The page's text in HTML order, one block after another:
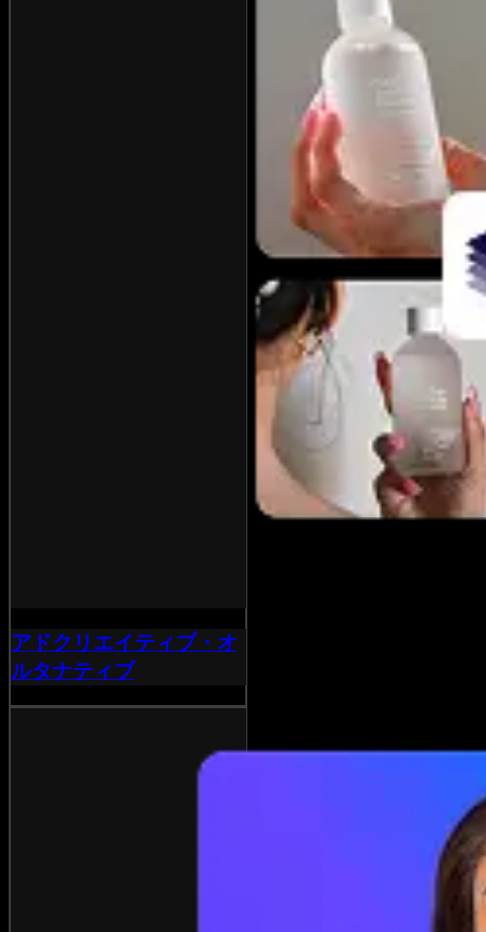
アドクリエイティブ・オ
ルタナティブ